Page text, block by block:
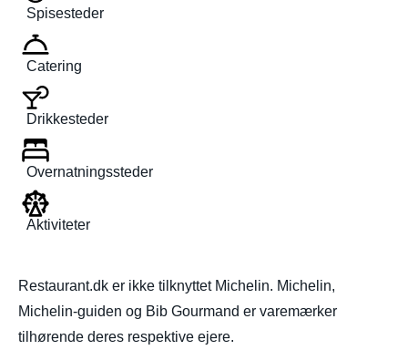
Spisesteder
Catering
Drikkesteder
Overnatningssteder
Aktiviteter
Restaurant.dk er ikke tilknyttet Michelin. Michelin,
Michelin-guiden og Bib Gourmand er varemærker
tilhørende deres respektive ejere.